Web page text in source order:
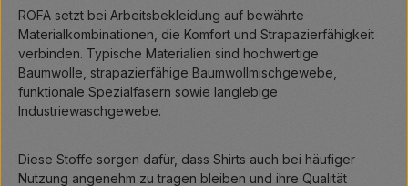
ROFA setzt bei Arbeitsbekleidung auf bewährte
Materialkombinationen, die Komfort und Strapazierfähigkeit
verbinden. Typische Materialien sind hochwertige
Baumwolle, strapazierfähige Baumwollmischgewebe,
funktionale Spezialfasern sowie langlebige
Industriewaschgewebe.
Diese Stoffe sorgen dafür, dass Shirts auch bei häufiger
Nutzung angenehm zu tragen bleiben und ihre Qualität